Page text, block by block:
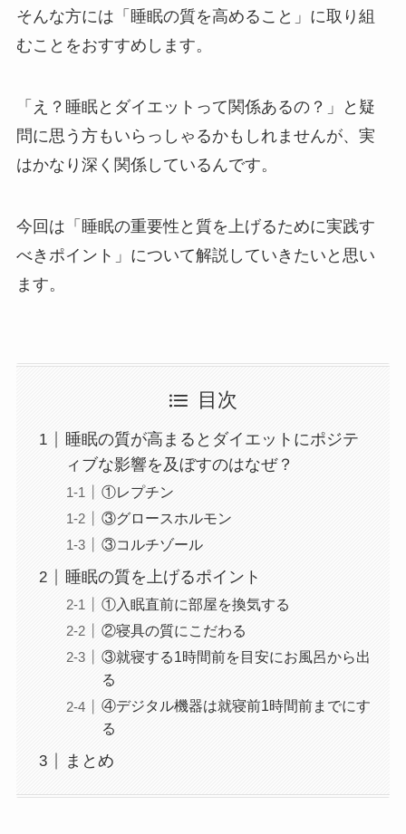
そんな方には「睡眠の質を高めること」に取り組
むことをおすすめします。
「え？睡眠とダイエットって関係あるの？」と疑
問に思う方もいらっしゃるかもしれませんが、実
はかなり深く関係しているんです。
今回は「睡眠の重要性と質を上げるために実践す
べきポイント」について解説していきたいと思い
ます。
目次
睡眠の質が高まるとダイエットにポジテ
ィブな影響を及ぼすのはなぜ？
①レプチン
③グロースホルモン
③コルチゾール
睡眠の質を上げるポイント
①入眠直前に部屋を換気する
②寝具の質にこだわる
③就寝する1時間前を目安にお風呂から出
る
④デジタル機器は就寝前1時間前までにす
る
まとめ